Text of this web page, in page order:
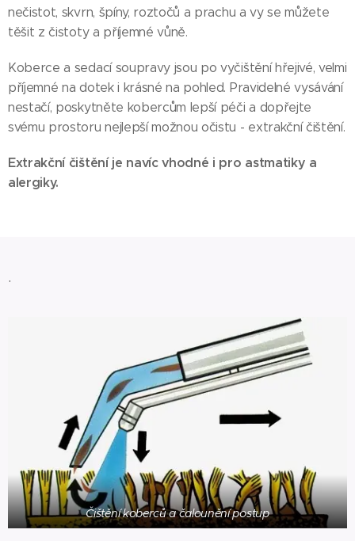
nečistot, skvrn, špíny, roztočů a prachu a vy se můžete
těšit z čistoty a příjemné vůně.
Koberce a sedací soupravy jsou po vyčištění hřejivé, velmi
příjemné na dotek i krásné na pohled. Pravidelné vysávání
nestačí, poskytněte kobercům lepší péči a dopřejte
svému prostoru nejlepší možnou očistu - extrakční čištění.
Extrakční čištění je navíc vhodné i pro astmatiky a
alergiky.
.
Čištění koberců a čalounění postup